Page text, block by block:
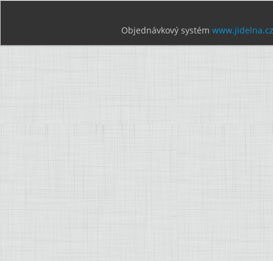
Objednávkový systém www.jidelna.cz